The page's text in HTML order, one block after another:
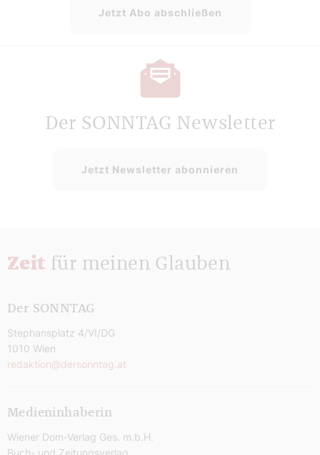
Jetzt Abo abschließen
Der SONNTAG Newsletter
Jetzt Newsletter abonnieren
Zeit für meinen Glauben
Der SONNTAG
Stephansplatz 4/VI/DG
1010 Wien
redaktion@dersonntag.at
Medieninhaberin
Wiener Dom-Verlag Ges. m.b.H.
Buch- und Zeitungsverlag